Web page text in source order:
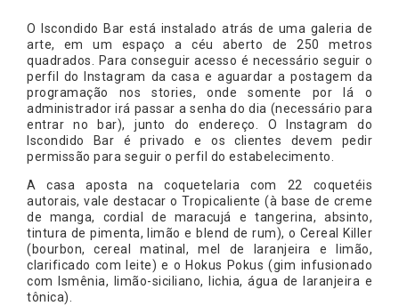
O Iscondido Bar está instalado atrás de uma galeria de
arte, em um espaço a céu aberto de 250 metros
quadrados. Para conseguir acesso é necessário seguir o
perfil do Instagram da casa e aguardar a postagem da
programação nos stories, onde somente por lá o
administrador irá passar a senha do dia (necessário para
entrar no bar), junto do endereço. O Instagram do
Iscondido Bar é privado e os clientes devem pedir
permissão para seguir o perfil do estabelecimento.
A casa aposta na coquetelaria com 22 coquetéis
autorais, vale destacar o Tropicaliente (à base de creme
de manga, cordial de maracujá e tangerina, absinto,
tintura de pimenta, limão e blend de rum), o Cereal Killer
(bourbon, cereal matinal, mel de laranjeira e limão,
clarificado com leite) e o Hokus Pokus (gim infusionado
com Ismênia, limão-siciliano, lichia, água de laranjeira e
tônica).